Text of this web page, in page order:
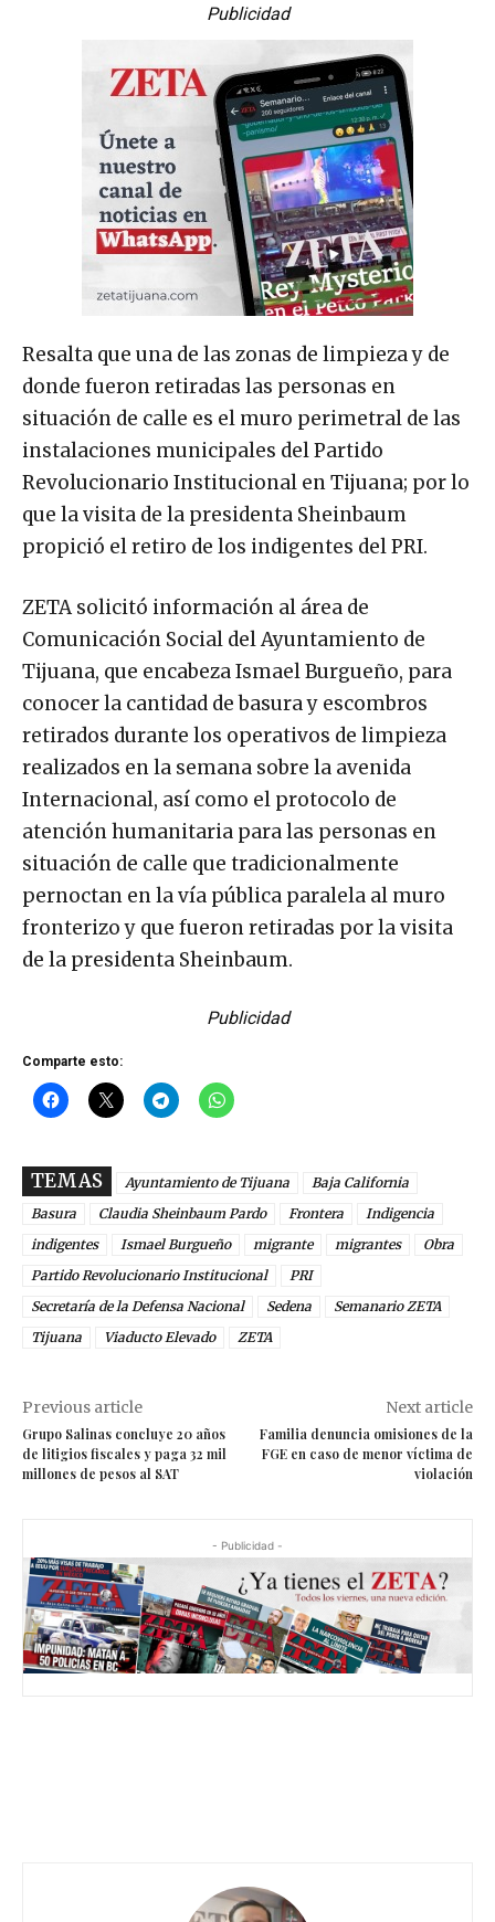
Publicidad
Resalta que una de las zonas de limpieza y de
donde fueron retiradas las personas en
situación de calle es el muro perimetral de las
instalaciones municipales del Partido
Revolucionario Institucional en Tijuana; por lo
que la visita de la presidenta Sheinbaum
propició el retiro de los indigentes del PRI.
ZETA solicitó información al área de
Comunicación Social del Ayuntamiento de
Tijuana, que encabeza Ismael Burgueño, para
conocer la cantidad de basura y escombros
retirados durante los operativos de limpieza
realizados en la semana sobre la avenida
Internacional, así como el protocolo de
atención humanitaria para las personas en
situación de calle que tradicionalmente
pernoctan en la vía pública paralela al muro
fronterizo y que fueron retiradas por la visita
de la presidenta Sheinbaum.
Publicidad
Comparte esto:
TEMAS Ayuntamiento de Tijuana
Baja California
Basura
Claudia Sheinbaum Pardo Frontera
Indigencia
indigentes
Ismael Burgueño migrante migrantes
Obra
Partido Revolucionario Institucional
PRI
Secretaría de la Defensa Nacional
Sedena
Semanario ZETA
Tijuana
Viaducto Elevado ZETA
Previous article
Grupo Salinas concluye 20 años
de litigios fiscales y paga 32 mil
millones de pesos al SAT
Next article
Familia denuncia omisiones de la
FGE en caso de menor víctima de
violación
- Publicidad -